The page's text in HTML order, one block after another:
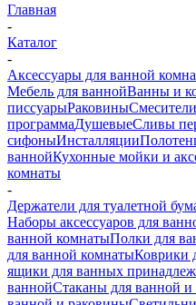
Главная
-
Каталог
-
Аксессуары для ванной
Мебель для ваннойВанны и
писсуарыРаковиныСмесители
программаДушевыеСливы
сифоныИнсталляции
ваннойКухонные мойки и
комнаты
-
Держатели для туалетной
Наборы аксессуаров для
ванной комнатыПолки для
для ванной комнатыКоврики
ящики для ванных
ваннойСтаканы для ванной